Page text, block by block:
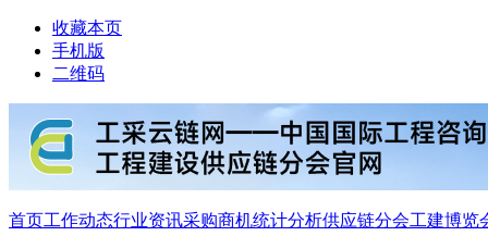
收藏本页
手机版
二维码
首页工作动态行业资讯采购商机统计分析供应链分会工建博览